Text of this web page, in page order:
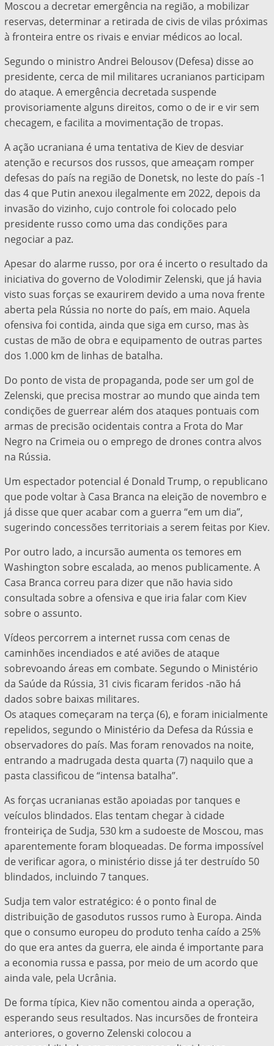
Moscou a decretar emergência na região, a mobilizar
reservas, determinar a retirada de civis de vilas próximas
à fronteira entre os rivais e enviar médicos ao local.
Segundo o ministro Andrei Belousov (Defesa) disse ao
presidente, cerca de mil militares ucranianos participam
do ataque. A emergência decretada suspende
provisoriamente alguns direitos, como o de ir e vir sem
checagem, e facilita a movimentação de tropas.
A ação ucraniana é uma tentativa de Kiev de desviar
atenção e recursos dos russos, que ameaçam romper
defesas do país na região de Donetsk, no leste do país -1
das 4 que Putin anexou ilegalmente em 2022, depois da
invasão do vizinho, cujo controle foi colocado pelo
presidente russo como uma das condições para
negociar a paz.
Apesar do alarme russo, por ora é incerto o resultado da
iniciativa do governo de Volodimir Zelenski, que já havia
visto suas forças se exaurirem devido a uma nova frente
aberta pela Rússia no norte do país, em maio. Aquela
ofensiva foi contida, ainda que siga em curso, mas às
custas de mão de obra e equipamento de outras partes
dos 1.000 km de linhas de batalha.
Do ponto de vista de propaganda, pode ser um gol de
Zelenski, que precisa mostrar ao mundo que ainda tem
condições de guerrear além dos ataques pontuais com
armas de precisão ocidentais contra a Frota do Mar
Negro na Crimeia ou o emprego de drones contra alvos
na Rússia.
Um espectador potencial é Donald Trump, o republicano
que pode voltar à Casa Branca na eleição de novembro e
já disse que quer acabar com a guerra “em um dia”,
sugerindo concessões territoriais a serem feitas por Kiev.
Por outro lado, a incursão aumenta os temores em
Washington sobre escalada, ao menos publicamente. A
Casa Branca correu para dizer que não havia sido
consultada sobre a ofensiva e que iria falar com Kiev
sobre o assunto.
Vídeos percorrem a internet russa com cenas de
caminhões incendiados e até aviões de ataque
sobrevoando áreas em combate. Segundo o Ministério
da Saúde da Rússia, 31 civis ficaram feridos -não há
dados sobre baixas militares.
Os ataques começaram na terça (6), e foram inicialmente
repelidos, segundo o Ministério da Defesa da Rússia e
observadores do país. Mas foram renovados na noite,
entrando a madrugada desta quarta (7) naquilo que a
pasta classificou de “intensa batalha”.
As forças ucranianas estão apoiadas por tanques e
veículos blindados. Elas tentam chegar à cidade
fronteiriça de Sudja, 530 km a sudoeste de Moscou, mas
aparentemente foram bloqueadas. De forma impossível
de verificar agora, o ministério disse já ter destruído 50
blindados, incluindo 7 tanques.
Sudja tem valor estratégico: é o ponto final de
distribuição de gasodutos russos rumo à Europa. Ainda
que o consumo europeu do produto tenha caído a 25%
do que era antes da guerra, ele ainda é importante para
a economia russa e passa, por meio de um acordo que
ainda vale, pela Ucrânia.
De forma típica, Kiev não comentou ainda a operação,
esperando seus resultados. Nas incursões de fronteira
anteriores, o governo Zelenski colocou a